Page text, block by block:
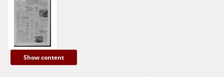
Show content